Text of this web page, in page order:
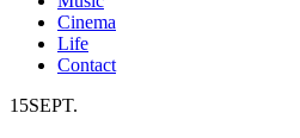
Cinema
Life
Contact
15SEPT.